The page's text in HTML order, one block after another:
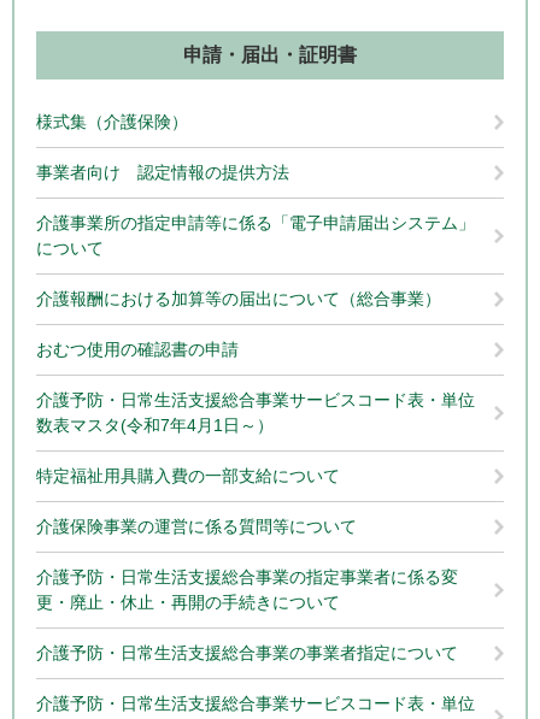
申請・届出・証明書
様式集（介護保険）
事業者向け 認定情報の提供方法
介護事業所の指定申請等に係る「電子申請届出システム」
について
介護報酬における加算等の届出について（総合事業）
おむつ使用の確認書の申請
介護予防・日常生活支援総合事業サービスコード表・単位
数表マスタ(令和7年4月1日～）
特定福祉用具購入費の一部支給について
介護保険事業の運営に係る質問等について
介護予防・日常生活支援総合事業の指定事業者に係る変
更・廃止・休止・再開の手続きについて
介護予防・日常生活支援総合事業の事業者指定について
介護予防・日常生活支援総合事業サービスコード表・単位